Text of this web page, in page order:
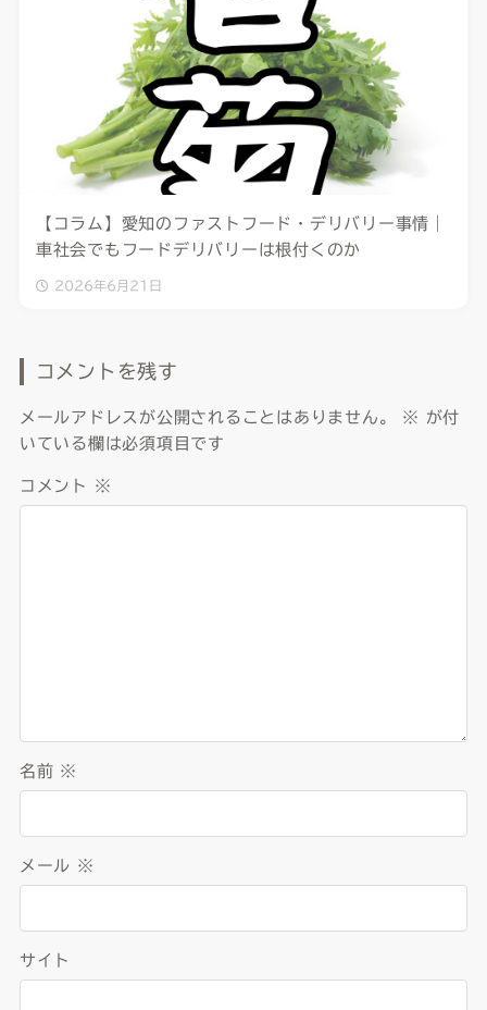
【コラム】愛知のファストフード・デリバリー事情｜
車社会でもフードデリバリーは根付くのか
2026年6月21日
コメントを残す
メールアドレスが公開されることはありません。 ※ が付
いている欄は必須項目です
コメント ※
名前 ※
メール ※
サイト